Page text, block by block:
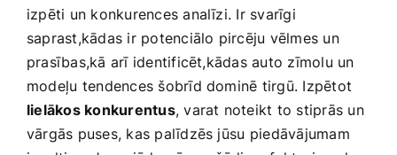
izpēti un konkurences analīzi. Ir svarīgi
saprast,kādas ir potenciālo pircēju vēlmes ‌un
prasības,kā arī identificēt,kādas auto zīmolu un
modeļu⁣ tendences šobrīd dominē tirgū. Izpētot
lielākos konkurentus, varat noteikt to stiprās un
vārgās puses, kas palīdzēs jūsu⁢ piedāvājumam